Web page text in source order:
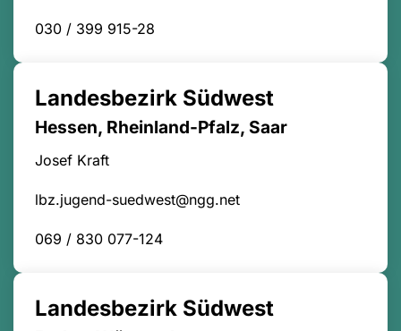
030 / 399 915-28
Landesbezirk Südwest
Hessen, Rheinland-Pfalz, Saar
Josef Kraft
lbz.jugend-suedwest@ngg.net
069 / 830 077-124
Landesbezirk Südwest